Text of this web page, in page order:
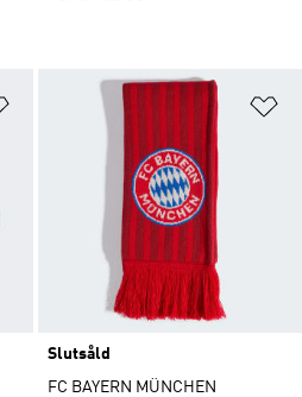
Lägg till på önskelistan
Slutsåld
FC BAYERN MÜNCHEN